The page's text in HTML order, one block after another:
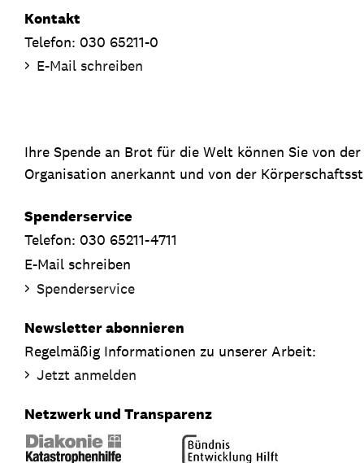
Kontakt
Telefon: 030 65211-0
E-Mail schreiben
Ihre Spende an Brot für die Welt können Sie von
Organisation anerkannt und von der
Spenderservice
Telefon: 030 65211-4711
E-Mail schreiben
Spenderservice
Newsletter abonnieren
Regelmäßig Informationen zu unserer Arbeit:
Jetzt anmelden
Netzwerk und Transparenz